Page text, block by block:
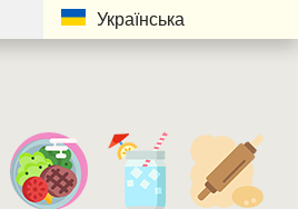
Українська